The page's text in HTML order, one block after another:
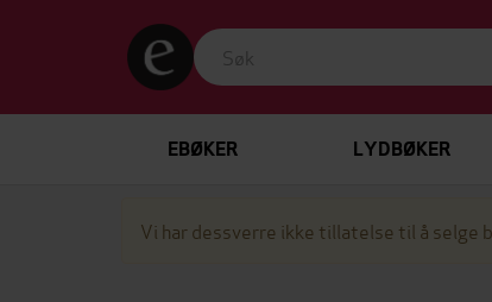
EBØKER LYDBØKER
Vi har dessverre ikke tillatelse til å selge